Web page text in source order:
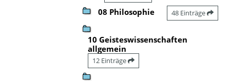
08 Philosophie 48 Einträge
10 Geisteswissenschaften
allgemein
12 Einträge